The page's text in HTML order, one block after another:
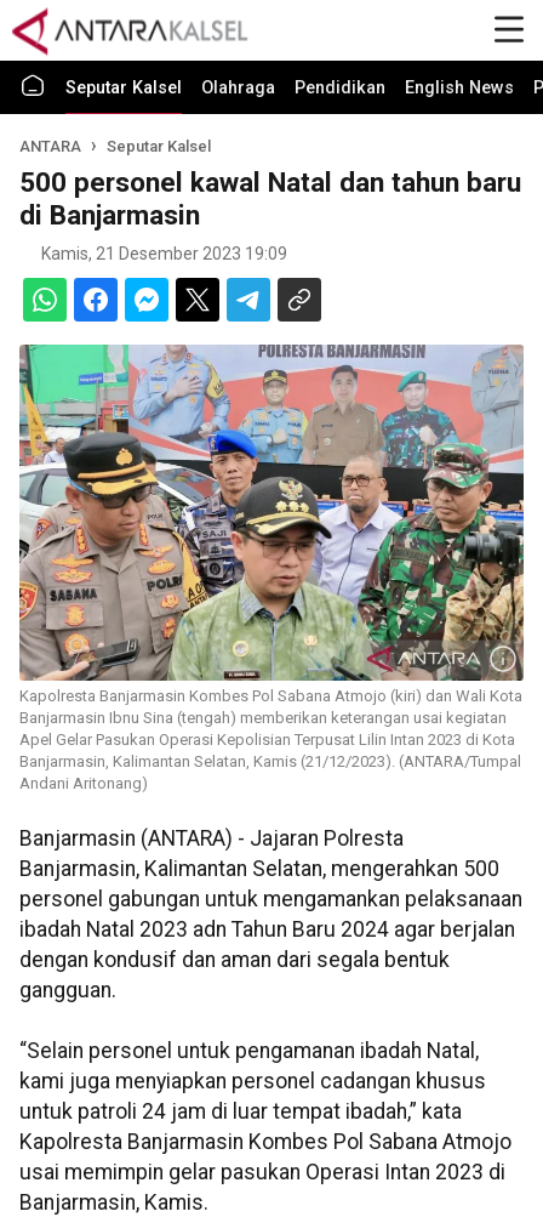
Seputar Kalsel Olahraga Pendidikan English News
ANTARA Seputar Kalsel
500 personel kawal Natal dan tahun baru
di Banjarmasin
Kamis, 21 Desember 2023 19:09
Kapolresta Banjarmasin Kombes Pol Sabana Atmojo (kiri) dan Wali Kota
Banjarmasin Ibnu Sina (tengah) memberikan keterangan usai kegiatan
Apel Gelar Pasukan Operasi Kepolisian Terpusat Lilin Intan 2023 di Kota
Banjarmasin, Kalimantan Selatan, Kamis (21/12/2023). (ANTARA/Tumpal
Andani Aritonang)
Banjarmasin (ANTARA) - Jajaran Polresta
Banjarmasin, Kalimantan Selatan, mengerahkan 500
personel gabungan untuk mengamankan pelaksanaan
ibadah Natal 2023 adn Tahun Baru 2024 agar berjalan
dengan kondusif dan aman dari segala bentuk
gangguan.
“Selain personel untuk pengamanan ibadah Natal,
kami juga menyiapkan personel cadangan khusus
untuk patroli 24 jam di luar tempat ibadah,” kata
Kapolresta Banjarmasin Kombes Pol Sabana Atmojo
usai memimpin gelar pasukan Operasi Intan 2023 di
Banjarmasin, Kamis.